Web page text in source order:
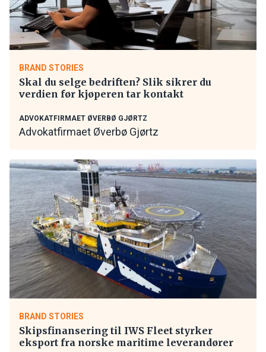
BRAND STORIES
Skal du selge bedriften? Slik sikrer du
verdien før kjøperen tar kontakt
ADVOKATFIRMAET ØVERBØ GJØRTZ
Advokatfirmaet Øverbø Gjørtz
BRAND STORIES
Skipsfinansering til IWS Fleet styrker
eksport fra norske maritime leverandører